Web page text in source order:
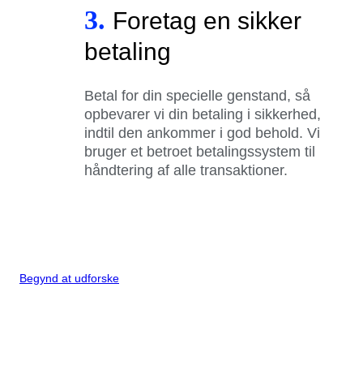
3. Foretag en sikker
betaling
Betal for din specielle genstand, så
opbevarer vi din betaling i sikkerhed,
indtil den ankommer i god behold. Vi
bruger et betroet betalingssystem til
håndtering af alle transaktioner.
Begynd at udforske